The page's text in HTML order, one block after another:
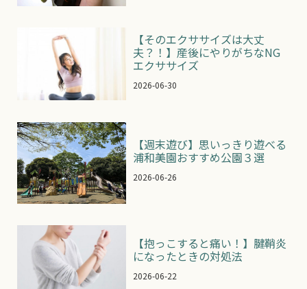
【そのエクササイズは大丈
夫？！】産後にやりがちなNG
エクササイズ
2026-06-30
【週末遊び】思いっきり遊べる
浦和美園おすすめ公園３選
2026-06-26
【抱っこすると痛い！】腱鞘炎
になったときの対処法
2026-06-22